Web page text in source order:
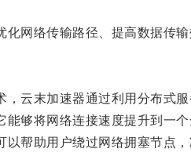
络传输路径、提高数据传输
末加速器通过利用分布式服
够将网络连接速度提升到一个
助用户绕过网络拥塞节点，